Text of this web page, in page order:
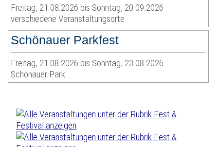
Freitag, 21.08.2026 bis Sonntag, 20.09.2026
verschiedene Veranstaltungsorte
Schönauer Parkfest
Freitag, 21.08.2026 bis Sonntag, 23.08.2026
Schönauer Park